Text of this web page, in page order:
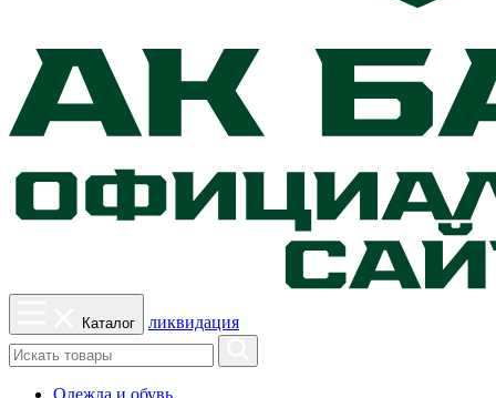
Каталог ликвидация